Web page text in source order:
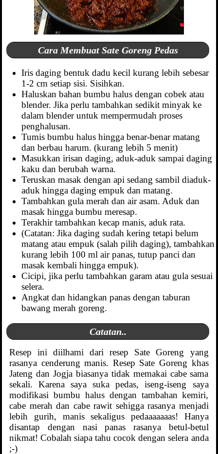
Cara Membuat Sate Goreng Pedas
Iris daging bentuk dadu kecil kurang lebih sebesar
1-2 cm setiap sisi. Sisihkan.
Haluskan bahan bumbu halus dengan cobek atau
blender. Jika perlu tambahkan sedikit minyak ke
dalam blender untuk mempermudah proses
penghalusan.
Tumis bumbu halus hingga benar-benar matang
dan berbau harum. (kurang lebih 5 menit)
Masukkan irisan daging, aduk-aduk sampai daging
kaku dan berubah warna.
Teruskan masak dengan api sedang sambil diaduk-
aduk hingga daging empuk dan matang.
Tambahkan gula merah dan air asam. Aduk dan
masak hingga bumbu meresap.
Terakhir tambahkan kecap manis, aduk rata.
(Catatan: Jika daging sudah kering tetapi belum
matang atau empuk (salah pilih daging), tambahkan
kurang lebih 100 ml air panas, tutup panci dan
masak kembali hingga empuk).
Cicipi, jika perlu tambahkan garam atau gula sesuai
selera.
Angkat dan hidangkan panas dengan taburan
bawang merah goreng.
Catatan..
Resep ini diilhami dari resep Sate Goreng yang
rasanya cenderung manis. Resep Sate Goreng khas
Jateng dan Jogja biasanya tidak memakai cabe sama
sekali. Karena saya suka pedas, iseng-iseng saya
modifikasi bumbu halus dengan tambahan kemiri,
cabe merah dan cabe rawit sehigga rasanya menjadi
lebih gurih, manis sekaligus pedaaaaaaas! Hanya
disantap dengan nasi panas rasanya betul-betul
nikmat! Cobalah siapa tahu cocok dengan selera anda
;-)